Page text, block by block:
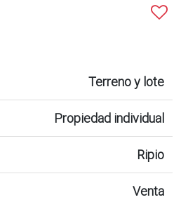
Terreno y lote
Propiedad individual
Ripio
Venta